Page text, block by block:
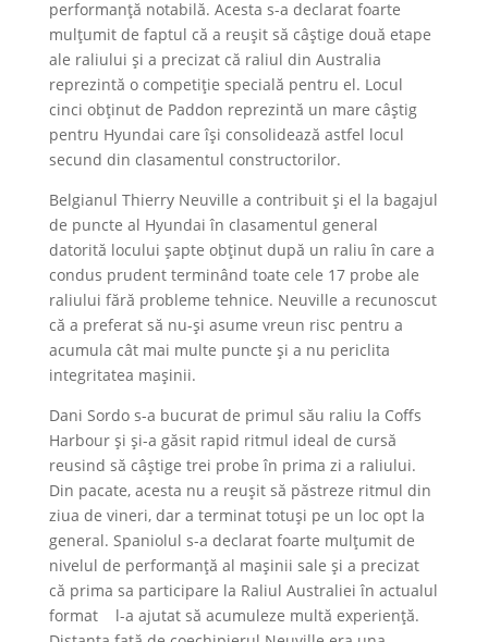
performanță notabilă. Acesta s-a declarat foarte
mulțumit de faptul că a reușit să câștige două etape
ale raliului și a precizat că raliul din Australia
reprezintă o competiție specială pentru el. Locul
cinci obținut de Paddon reprezintă un mare câștig
pentru Hyundai care își consolidează astfel locul
secund din clasamentul constructorilor.
Belgianul Thierry Neuville a contribuit și el la bagajul
de puncte al Hyundai în clasamentul general
datorită locului șapte obținut după un raliu în care a
condus prudent terminând toate cele 17 probe ale
raliului fără probleme tehnice. Neuville a recunoscut
că a preferat să nu-și asume vreun risc pentru a
acumula cât mai multe puncte și a nu periclita
integritatea mașinii.
Dani Sordo s-a bucurat de primul său raliu la Coffs
Harbour și și-a găsit rapid ritmul ideal de cursă
reusind să câștige trei probe în prima zi a raliului.
Din pacate, acesta nu a reușit să păstreze ritmul din
ziua de vineri, dar a terminat totuși pe un loc opt la
general. Spaniolul s-a declarat foarte mulțumit de
nivelul de performanță al mașinii sale și a precizat
că prima sa participare la Raliul Australiei în actualul
format l-a ajutat să acumuleze multă experiență.